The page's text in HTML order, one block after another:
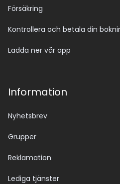
Försäkring
Kontrollera och betala din
Ladda ner vår app
Information
Nyhetsbrev
Grupper
Reklamation
Lediga tjänster